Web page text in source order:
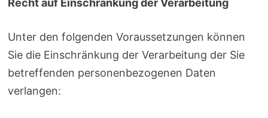
Recht auf Einschränkung der Verarbeitung
Unter den folgenden Voraussetzungen können
Sie die Einschränkung der Verarbeitung der Sie
betreffenden personenbezogenen Daten
verlangen: